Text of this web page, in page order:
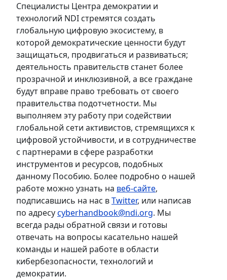
Специалисты Центра демократии и
технологий NDI стремятся создать
глобальную цифровую экосистему, в
которой демократические ценности будут
защищаться, продвигаться и развиваться;
деятельность правительств станет более
прозрачной и инклюзивной, а все граждане
будут вправе право требовать от своего
правительства подотчетности. Мы
выполняем эту работу при содействии
глобальной сети активистов, стремящихся к
цифровой устойчивости, и в сотрудничестве
с партнерами в сфере разработки
инструментов и ресурсов, подобных
данному Пособию. Более подробно о нашей
работе можно узнать на веб-сайте,
подписавшись на нас вTwitter, или написав
по адресуcyberhandbook@ndi.org. Мы
всегда рады обратной связи и готовы
отвечать на вопросы касательно нашей
команды и нашей работе в области
кибербезопасности, технологий и
демократии.